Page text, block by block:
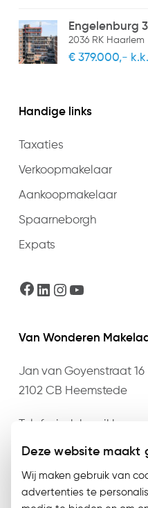
Deze website maakt
Wij maken gebruik van
advertenties te
Engelenburg
2036 RK Haarlem
€ 379.000,- k.k.
Handige links
Taxaties
Verkoopmakelaar
Aankoopmakelaar
Spaarneborgh
Expats
Facebook
LinkedIn
Instagram
Van Wonderen
Jan van Goyenstraat 16
2102 CB Heemstede
Telefonisch bereikbaar
donderdag van 09:00 t/
mail